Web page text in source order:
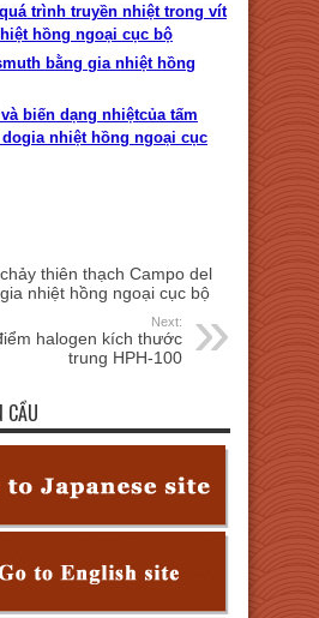
trình truyền nhiệt trong vít
hồng ngoại cục bộ
bằng gia nhiệt hồng
biến dạng nhiệtcủa tấm
nhiệt hồng ngoại cục
thiên thạch Campo del
nhiệt hồng ngoại cục bộ
Next:
halogen kích thước
trung HPH-100
CẦU